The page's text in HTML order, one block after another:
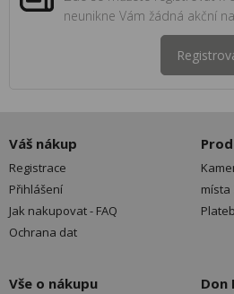
neunikne Vám žádná akční
Váš nákup
Registrace
Přihlášení
Jak nakupovat - FAQ
Ochrana dat
místa
Vše o nákupu Don